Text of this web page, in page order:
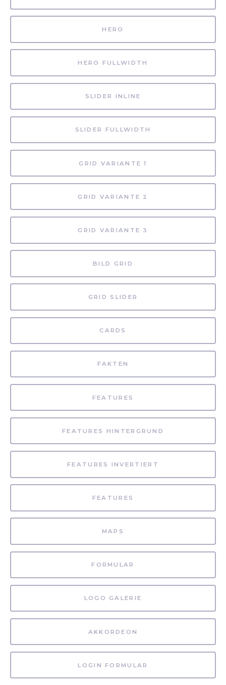
HERO
HERO FULLWIDTH
SLIDER INLINE
SLIDER FULLWIDTH
GRID VARIANTE 1
GRID VARIANTE 2
GRID VARIANTE 3
BILD GRID
GRID SLIDER
CARDS
FAKTEN
FEATURES
FEATURES HINTERGRUND
FEATURES INVERTIERT
FEATURES
MAPS
FORMULAR
LOGO GALERIE
AKKORDEON
LOGIN FORMULAR